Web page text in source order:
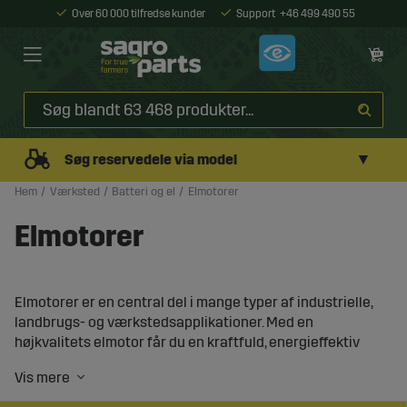
Over 60 000 tilfredse kunder Support +46 499 490 55
Søg reservedele via model ▼
Hem Værksted Batteri og el Elmotorer
Elmotorer
Elmotorer er en central del i mange typer af industrielle,
landbrugs- og værkstedsapplikationer. Med en
højkvalitets elmotor får du en kraftfuld, energieffektiv
transportører, kompressorer og andet udstyr.